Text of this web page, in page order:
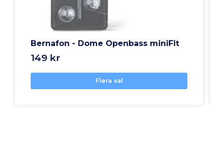
Bernafon - Dome Openbass miniFit
149 kr
Flera val